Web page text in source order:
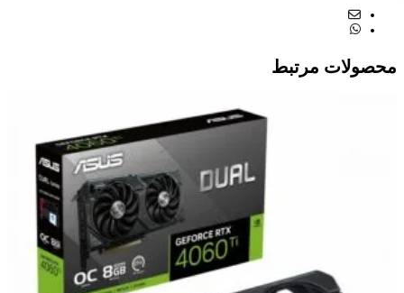
محصولات مرتبط